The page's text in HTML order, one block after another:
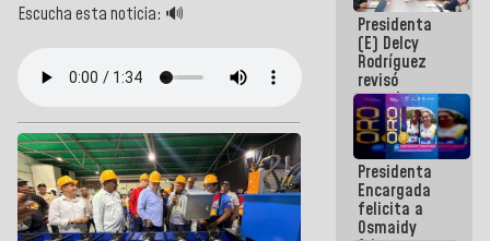
Escucha esta noticia: 🔊 Presidenta
(E) Delcy
Rodríguez
revisó
agenda
económica y
ejecución de
fondos de
emergencia
post-sismos
Presidenta
Encargada
felicita a
Osmaidy